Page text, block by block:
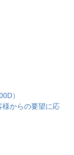
）
からの要望に応